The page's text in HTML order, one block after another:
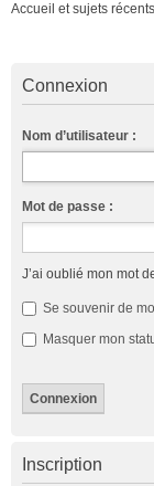
Accueil et sujets récents
Connexion
Nom d’utilisateur :
Mot de passe :
J’ai oublié mon mot
Se souvenir de
Masquer mon
Inscription